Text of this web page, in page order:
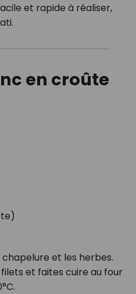
et rapide à réaliser,
en croûte
et les herbes.
et faites cuire au four